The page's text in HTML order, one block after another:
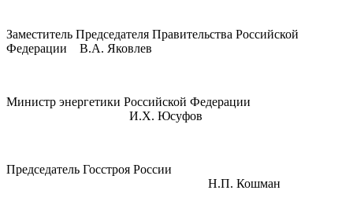
Заместитель Председателя Правительства Российской
Федерации В.А. Яковлев
Министр энергетики Российской Федерации
И.Х. Юсуфов
Председатель Госстроя России
Н.П. Кошман